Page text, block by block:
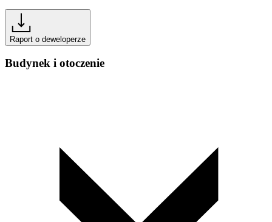
Raport o deweloperze
Budynek i otoczenie